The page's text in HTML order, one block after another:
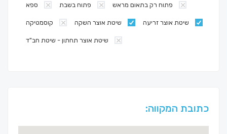
ספא פתוח בשבת פתוח רק בתאום מראש
קוסמטיקה שיטת אוצר השקה שיטת אוצר זריעה
שיטת אוצר תחתון - שיטת חב"ד
כתובת המקווה: